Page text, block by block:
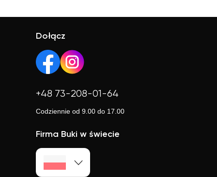
pewność siebie.
pośredników, z przejrzystymi ocenami, zweryfikowanymi
profilami i realnym wsparciem. Wybierana przez tych,
którzy chcą efektów.
Dołącz
+48 73-208-01-64
Codziennie od 9.00 do 17.00
Firma Buki w świecie